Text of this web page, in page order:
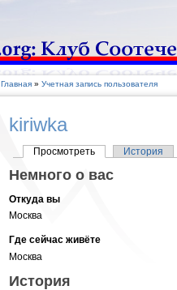
Главная » Учетная запись пользователя
kiriwka
Просмотреть История
Немного о вас
Откуда вы
Москва
Где сейчас живёте
Москва
История